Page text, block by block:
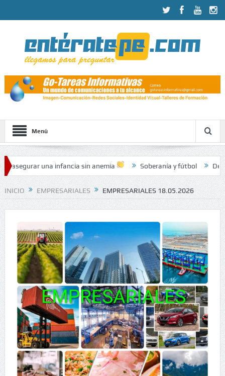
Menú
infancia sin anemia Soberanía y fútbol Del Estado
INICIO EMPRESARIALES EMPRESARIALES 18.05.2026